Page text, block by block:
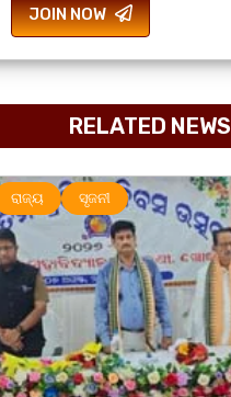
JOIN NOW
RELATED NEWS
ରାଜ୍ୟ